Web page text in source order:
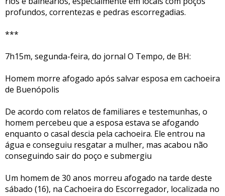
profundos, correntezas e pedras escorregadias.
***
7h15m, segunda-feira, do jornal O Tempo, de BH:
Homem morre afogado após salvar esposa em cachoeira
de Buenópolis
De acordo com relatos de familiares e testemunhas, o
homem percebeu que a esposa estava se afogando
enquanto o casal descia pela cachoeira. Ele entrou na
água e conseguiu resgatar a mulher, mas acabou não
conseguindo sair do poço e submergiu
Um homem de 30 anos morreu afogado na tarde deste
sábado (16), na Cachoeira do Escorregador, localizada no